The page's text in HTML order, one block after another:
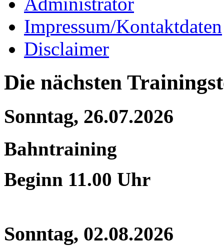
Impressum/Kontaktdaten
Disclaimer
Die nächsten
Sonntag, 26.07.2026
Bahntraining
Beginn 11.00 Uhr
Sonntag, 02.08.2026